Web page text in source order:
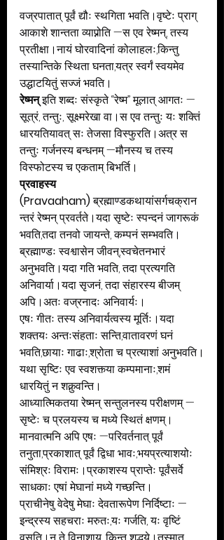
वज्रपातात् पूर्वं द्यौः स्थगिता भवति।वृष्टेः प्राग्
आकाशे शान्तता व्याप्नोति —स एव रेष्मन्, तस्य
प्रतीक्षा।नायं घोरवादिनां कोलाहलः,किन्तु
तस्यान्तिके स्थिता घनता,यत्र स्वर्गं स्वयमेव
उद्घाटयितुं सज्जं भवति।
रेष्मन् इति शब्दः संस्कृते “रेष्म” मूलात् आगतः —
सूत्रं, तन्तुः, सूक्ष्मरेखा वा।स एव तन्तुः यः शक्तिं
धारयतियावत् सः तेजसा विस्फुरति।अत्र स
तन्तुः गर्जनस्य बन्धनम् —मौनस्य च तस्य
विस्फोटस्य च एकताम् बिभर्ति।
प्रवाहस्य
(Pravaaham) ब्रह्माण्डकथायांसर्गचक्रान
न्तरं रेष्मन् प्रवर्तते।यदा सृष्टेः स्पन्दनं जागरूकं
भवति,तदा तनवो जायन्ते, कम्पनं सम्भवति।
ब्रह्माण्डः स्वश्वासेन जीवन्,स्वचेतनभारं
अनुभवति।यदा गति भवति, तदा प्रत्यगति
अनिवार्या।यदा सृजनं, तदा संहारस्य बीजम्
अपि।अतः वज्रनादः अनिवार्यः।
एषः गीतः तस्य अनिवार्यत्वस्य मूर्तिः।यदा
शक्तयः अन्तःसंहताः सन्ति,वातावरणं घनं
भवति,छायाः गाढाः,श्रोता च प्रत्याशां अनुभवति।
यथा सृष्टिः एव स्वशक्त्या कम्पमानाः,शमं
धारयितुं न शक्नुवन्ति।
आध्यात्मिकतया रेष्मन् सन्तुलनस्य परीक्षणम् —
सृष्टेः च प्रलयस्य च मध्ये स्थितं क्षणम्।
मानवात्मनि अपि एषः —परिवर्तनात् पूर्वं
तनुता,प्रकाशात् पूर्वं द्विधा भावः,भयप्रत्याशयोः
संमिश्रः विरामः।प्रकाशस्य प्राप्तेः पूर्वंसर्वे
साधकाः एषां मेघानां मध्ये गच्छन्ति।
प्राचीनेषु वेदेषु मेघाः देवतारूपेण निर्दिष्टाः —
इन्द्रस्य सहचराः मरुतः,यः गर्जति, यः वृष्टिं